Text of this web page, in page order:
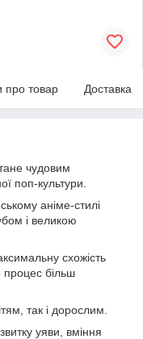
про товар Доставка
чудовим
поп-культури.
аніме-стилі
і великою
схожість
процес більш
так і дорослим.
уяви, вміння